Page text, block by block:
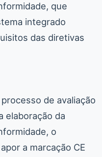
que
integrado
das diretivas
de avaliação
elaboração da
o
a marcação CE